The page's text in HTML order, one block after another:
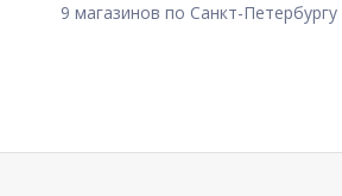
9 магазинов по Санкт-